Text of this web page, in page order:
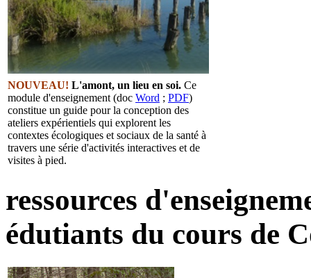
NOUVEAU! L'amont, un lieu en soi. Ce
module d'enseignement (doc Word ; PDF)
constitue un guide pour la conception des
ateliers expérientiels qui explorent les
contextes écologiques et sociaux de la santé à
travers une série d'activités interactives et de
visites à pied.
ressources
édutiants du cours de